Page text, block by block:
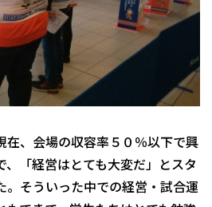
在、会場の収容率５０％以下で興
「経営はとても大変だ」とスタ
。そういった中での経営・試合運